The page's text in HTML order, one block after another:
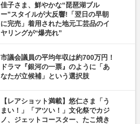
佳子さま、鮮やかな“琵琶湖ブル
ー”スタイルが大反響!「翌日の早朝
に完売」着用された地元工芸品のイ
ヤリングが“爆売れ”
市議会議員の平均年収は約700万円！
ドラマ『銀河の一票』のように「あ
なたが立候補」という選択肢
【レアショット満載】悠仁さま「う
まい！」「アツい！」文化祭でカジ
ノ、ジェットコースター、たこ焼き